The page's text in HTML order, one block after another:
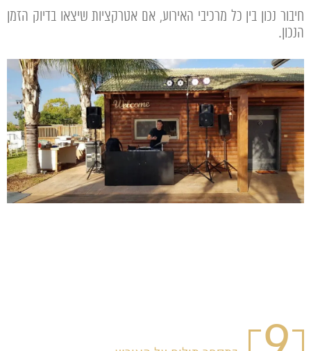
חיבור נכון בין כל מרכיבי האירוע, אם אטרקציות שיצאו בדיוק הזמן
הנכון.